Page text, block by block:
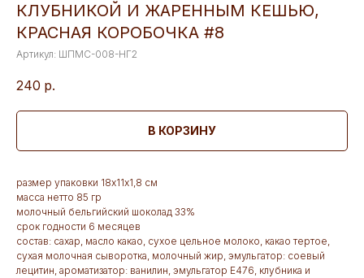
КЛУБНИКОЙ И ЖАРЕННЫМ КЕШЬЮ,
КРАСНАЯ КОРОБОЧКА #8
Артикул: ШПМС-008-НГ2
240 р.
В КОРЗИНУ
размер упаковки 18х11х1,8 см
масса нетто 85 гр
молочный бельгийский шоколад 33%
срок годности 6 месяцев
состав: сахар, масло какао, сухое цельное молоко, какао тертое,
сухая молочная сыворотка, молочный жир, эмульгатор: соевый
лецитин, ароматизатор: ванилин, эмульгатор Е476, клубника и